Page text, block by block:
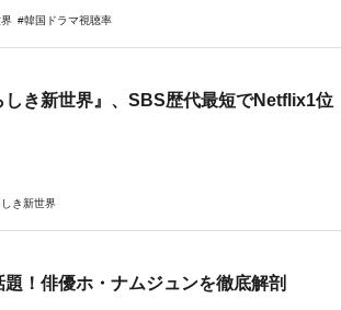
韓国ドラマ視聴率
しき新世界』、SBS歴代最短でNetflix1位
き新世界
題！俳優ホ・ナムジュンを徹底解剖